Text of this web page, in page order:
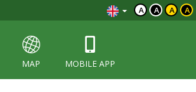
A A A A
MAP
MOBILE APP